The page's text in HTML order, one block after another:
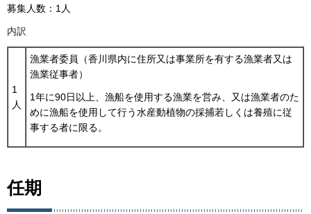
募集人数：1人
内訳
1
人
漁業者委員（香川県内に住所又は事業所を有する漁業者又は
漁業従事者）
1年に90日以上、漁船を使用する漁業を営み、又は漁業者のた
めに漁船を使用して行う水産動植物の採捕若しくは養殖に従
事する者に限る。
任期